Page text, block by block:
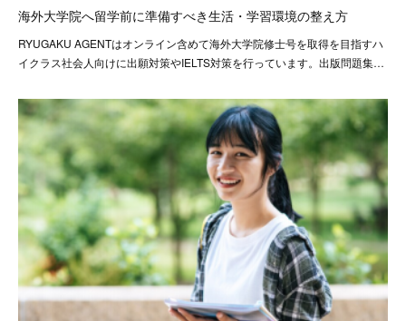
海外大学院へ留学前に準備すべき生活・学習環境の整え方
RYUGAKU AGENTはオンライン含めて海外大学院修士号を取得を目指すハ
イクラス社会人向けに出願対策やIELTS対策を行っています。出版問題集…